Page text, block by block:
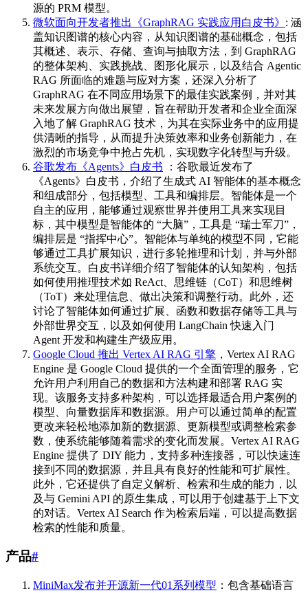
源的 PRM 模型。
微软面向开发者推出《GraphRAG 实践应用白皮书》 : 涵
盖知识图谱的核心内容，从知识图谱的基础概念，包括
其概述、表示、存储、查询与抽取方法，到 GraphRAG
的整体架构、实践挑战、图形化展示，以及结合 Agentic
RAG 所面临的难题与应对方案，还深入分析了
GraphRAG 在不同应用场景下的最佳实践案例，并对其
未来发展方向做出展望，旨在帮助开发者和企业全面深
入地了解 GraphRAG 技术，为其在实际业务中的应用提
供清晰的指导，从而提升决策效率和业务创新能力，在
激烈的市场竞争中抢占先机，实现数字化转型与升级。
谷歌发布《Agents》白皮书 ：谷歌最近发布了
《Agents》白皮书，介绍了生成式 AI 智能体的基本概念
和组成部分，包括模型、工具和编排层。智能体是一个
自主的应用，能够通过观察世界并使用工具来实现目
标，其中模型是智能体的 “大脑”，工具是 “瑞士军刀”，
编排层是 “指挥中心”。智能体与单纯的模型不同，它能
够通过工具扩展知识，进行多轮推理和计划，并与外部
系统交互。白皮书详细介绍了智能体的认知架构，包括
如何使用推理技术如 ReAct、思维链（CoT）和思维树
（ToT）来处理信息、做出决策和调整行动。此外，还
讨论了智能体如何通过扩展、函数和数据存储等工具与
外部世界交互，以及如何使用 LangChain 快速入门
Agent 开发和构建生产级应用。
Google Cloud 推出 Vertex AI RAG 引擎 ，Vertex AI RAG
Engine 是 Google Cloud 提供的一个全面管理的服务，它
允许用户利用自己的数据和方法构建和部署 RAG 实
现。该服务支持多种架构，可以选择最适合用户案例的
模型、向量数据库和数据源。用户可以通过简单的配置
更改来轻松地添加新的数据源、更新模型或调整检索参
数，使系统能够随着需求的变化而发展。Vertex AI RAG
Engine 提供了 DIY 能力，支持多种连接器，可以快速连
接到不同的数据源，并且具有良好的性能和可扩展性。
此外，它还提供了自定义解析、检索和生成的能力，以
及与 Gemini API 的原生集成，可以用于创建基于上下文
的对话。Vertex AI Search 作为检索后端，可以提高数据
检索的性能和质量。
产品#
MiniMax发布并开源新一代01系列模型 ：包含基础语言